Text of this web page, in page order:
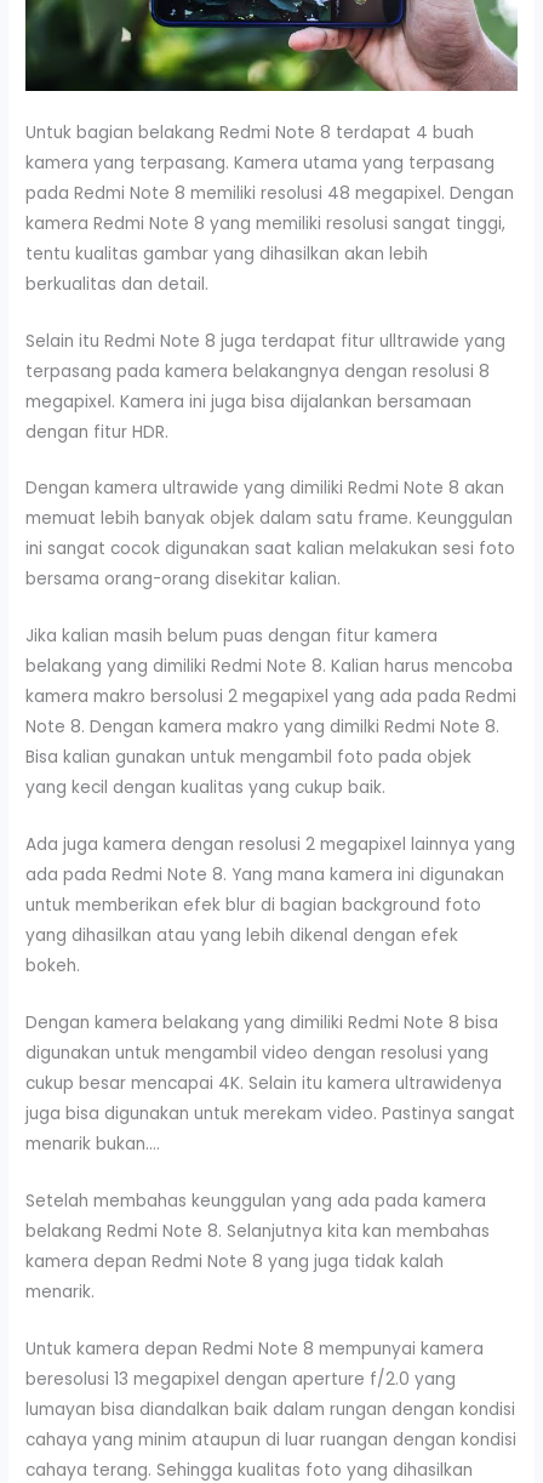
Untuk bagian belakang Redmi Note 8 terdapat 4 buah
kamera yang terpasang. Kamera utama yang terpasang
pada Redmi Note 8 memiliki resolusi 48 megapixel. Dengan
kamera Redmi Note 8 yang memiliki resolusi sangat tinggi,
tentu kualitas gambar yang dihasilkan akan lebih
berkualitas dan detail.
Selain itu Redmi Note 8 juga terdapat fitur ulltrawide yang
terpasang pada kamera belakangnya dengan resolusi 8
megapixel. Kamera ini juga bisa dijalankan bersamaan
dengan fitur HDR.
Dengan kamera ultrawide yang dimiliki Redmi Note 8 akan
memuat lebih banyak objek dalam satu frame. Keunggulan
ini sangat cocok digunakan saat kalian melakukan sesi foto
bersama orang-orang disekitar kalian.
Jika kalian masih belum puas dengan fitur kamera
belakang yang dimiliki Redmi Note 8. Kalian harus mencoba
kamera makro bersolusi 2 megapixel yang ada pada Redmi
Note 8. Dengan kamera makro yang dimilki Redmi Note 8.
Bisa kalian gunakan untuk mengambil foto pada objek
yang kecil dengan kualitas yang cukup baik.
Ada juga kamera dengan resolusi 2 megapixel lainnya yang
ada pada Redmi Note 8. Yang mana kamera ini digunakan
untuk memberikan efek blur di bagian background foto
yang dihasilkan atau yang lebih dikenal dengan efek
bokeh.
Dengan kamera belakang yang dimiliki Redmi Note 8 bisa
digunakan untuk mengambil video dengan resolusi yang
cukup besar mencapai 4K. Selain itu kamera ultrawidenya
juga bisa digunakan untuk merekam video. Pastinya sangat
menarik bukan….
Setelah membahas keunggulan yang ada pada kamera
belakang Redmi Note 8. Selanjutnya kita kan membahas
kamera depan Redmi Note 8 yang juga tidak kalah
menarik.
Untuk kamera depan Redmi Note 8 mempunyai kamera
beresolusi 13 megapixel dengan aperture f/2.0 yang
lumayan bisa diandalkan baik dalam rungan dengan kondisi
cahaya yang minim ataupun di luar ruangan dengan kondisi
cahaya terang. Sehingga kualitas foto yang dihasilkan